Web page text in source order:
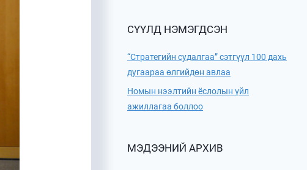
СҮҮЛД НЭМЭГДСЭН
“Стратегийн судалгаа” сэтгүүл 100 дахь
дугаараа өлгийдөн авлаа
Номын нээлтийн ёслолын үйл
ажиллагаа боллоо
МЭДЭЭНИЙ АРХИВ